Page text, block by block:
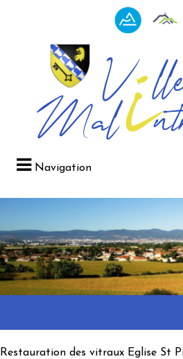
Navigation
Restauration des vitraux Eglise St